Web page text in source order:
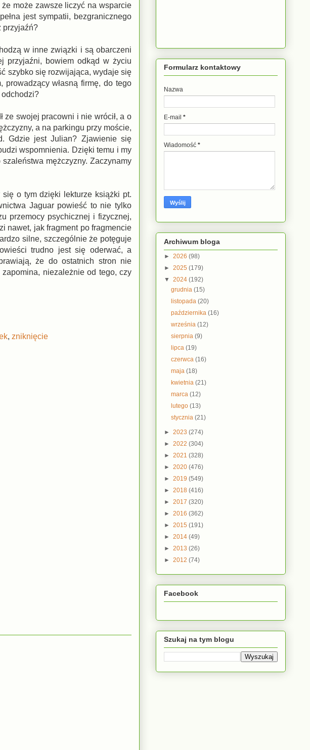
może zawsze liczyć na wsparcie
jest sympatii, bezgranicznego
przyjaźń?
w inne związki i są obarczeni
przyjaźni, bowiem odkąd w życiu
szybko się rozwijająca, wydaje się
prowadzący własną firmę, do tego
odchodzi?
ze swojej pracowni i nie wrócił, a o
a na parkingu przy moście,
Gdzie jest Julian? Zjawienie się
wspomnienia. Dzięki temu i my
mężczyzny. Zaczynamy
o tym dzięki lekturze książki pt.
Jaguar powieść to nie tylko
przemocy psychicznej i fizycznej,
nawet, jak fragment po fragmencie
silne, szczególnie że potęguje
trudno jest się oderwać, a
że do ostatnich stron nie
niezależnie od tego, czy
, zniknięcie
Formularz kontaktowy
Nazwa
E-mail *
Wiadomość *
Archiwum bloga
► 2026 (98)
► 2025 (179)
▼ 2024 (192)
grudnia(15)
listopada(20)
października(16)
września(12)
sierpnia(9)
lipca(19)
czerwca(16)
maja(18)
kwietnia(21)
marca(12)
lutego(13)
stycznia(21)
► 2023 (274)
► 2022 (304)
► 2021 (328)
► 2020 (476)
► 2019 (549)
► 2018 (416)
► 2017 (320)
► 2016 (362)
► 2015 (191)
► 2014 (49)
► 2013 (26)
► 2012 (74)
Facebook
Szukaj na tym blogu